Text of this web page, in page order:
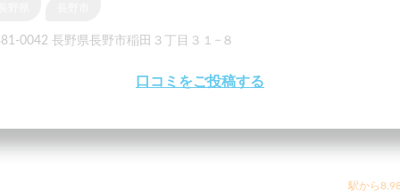
0042 長野県長野市稲田３丁目３１−８
口コミをご投稿する
駅から